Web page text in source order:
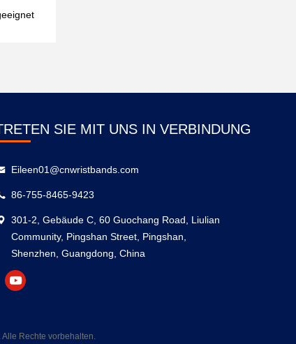
SIE MIT UNS IN VERBINDUNG
Eileen01@cnwristbands.com
86-755-8465-9423
301-2, Gebäude C, 60 Guochang Road, Liulian
Community, Pingshan Street, Pingshan,
Shenzhen, Guangdong, China
Rechte vorbehalten.